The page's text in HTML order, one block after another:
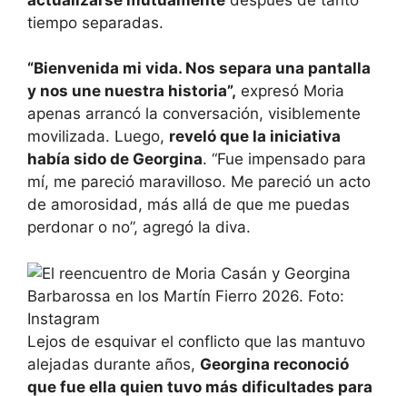
tiempo separadas.
“Bienvenida mi vida. Nos separa una pantalla
y nos une nuestra historia”, expresó Moria
apenas arrancó la conversación, visiblemente
movilizada. Luego, reveló que la iniciativa
había sido de Georgina. “Fue impensado para
mí, me pareció maravilloso. Me pareció un acto
de amorosidad, más allá de que me puedas
perdonar o no”, agregó la diva.
Lejos de esquivar el conflicto que las mantuvo
alejadas durante años, Georgina reconoció
que fue ella quien tuvo más dificultades para